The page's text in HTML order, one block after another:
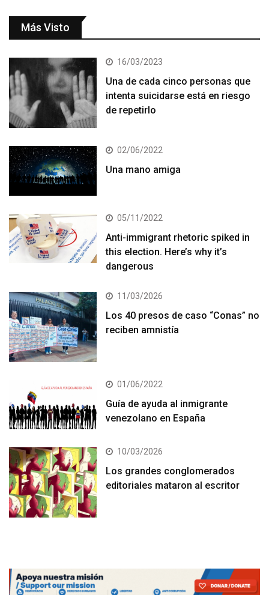
Más Visto
16/03/2023
Una de cada cinco personas que
intenta suicidarse está en riesgo
de repetirlo
02/06/2022
Una mano amiga
05/11/2022
Anti-immigrant rhetoric spiked in
this election. Here’s why it’s
dangerous
11/03/2026
Los 40 presos de caso “Conas” no
reciben amnistía
01/06/2022
Guía de ayuda al inmigrante
venezolano en España
10/03/2026
Los grandes conglomerados
editoriales mataron al escritor